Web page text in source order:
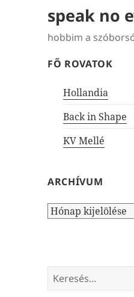
speak no
hobbim a
FŐ ROVATOK
Hollandia
Back in Shape
KV Mellé
ARCHÍVUM
Archívum
Keresés: